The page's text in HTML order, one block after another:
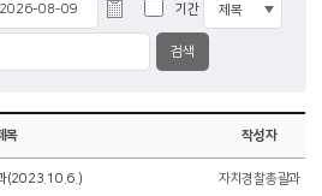
기간
목 작성자
(2023.10.6.) 자치경찰총괄과